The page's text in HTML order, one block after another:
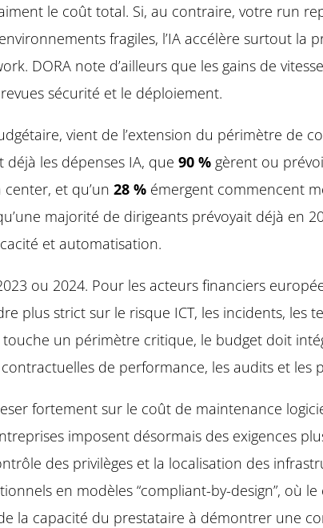
le coût total. Si, au contraire, votre run
fragiles, l’IA accélère surtout la
DORA note d’ailleurs que les gains de
sécurité et le déploiement.
vient de l’extension du périmètre de
déjà les dépenses IA, que 90 % gèrent ou
center, et qu’un 28 % émergent commencent
majorité de dirigeants prévoyait déjà en
et automatisation.
ou 2024. Pour les acteurs financiers
plus strict sur le risque ICT, les incidents, les
touche un périmètre critique, le budget doit
de performance, les audits et les
fortement sur le coût de maintenance
imposent désormais des exigences
des privilèges et la localisation des
en modèles “compliant-by-design”, où
la capacité du prestataire à démontrer une